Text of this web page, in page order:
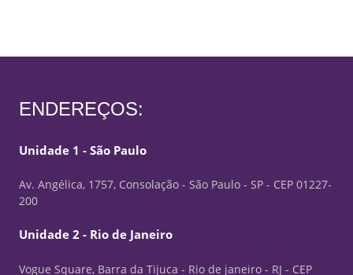
ENDEREÇOS:
Unidade 1 - São Paulo
Av. Angélica, 1757, Consolação - São Paulo - SP - CEP 01227-
200
Unidade 2 - Rio de Janeiro
Vogue Square, Barra da Tijuca - Rio de janeiro - RJ - CEP